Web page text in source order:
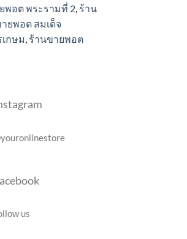
พอต พระรามที่ 2, ร้าน
ยพอต สมเด็จ
กษม, ร้านขายพอต
us